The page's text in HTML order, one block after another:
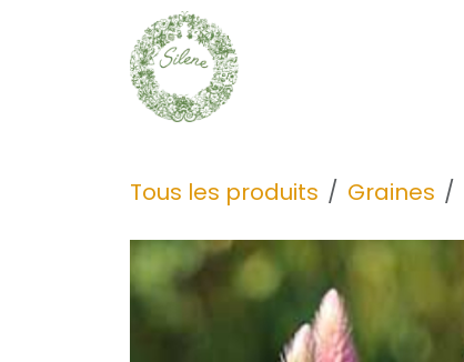
Se rendre au contenu
Tous les produits Graines